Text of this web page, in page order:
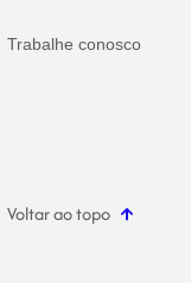
Trabalhe conosco
Voltar ao topo